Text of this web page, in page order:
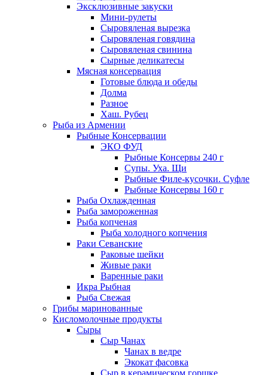
Эксклюзивные закуски
Мини-рулеты
Сыровяленая вырезка
Сыровяленая говядина
Сыровяленая свинина
Сырные деликатесы
Мясная консервация
Готовые блюда и обеды
Долма
Разное
Хаш. Рубец
Рыба из Армении
Рыбные Консервации
ЭКО ФУД
Рыбные Консервы 240 г
Супы. Уха. Щи
Рыбные Филе-кусочки. Суфле
Рыбные Консервы 160 г
Рыба Охлажденная
Рыба замороженная
Рыба копченая
Рыба холодного копчения
Раки Севанские
Раковые шейки
Живые раки
Варенные раки
Икра Рыбная
Рыба Свежая
Грибы маринованные
Кисломолочные продукты
Сыры
Сыр Чанах
Чанах в ведре
Экокат фасовка
Сыр в керамическом горшке